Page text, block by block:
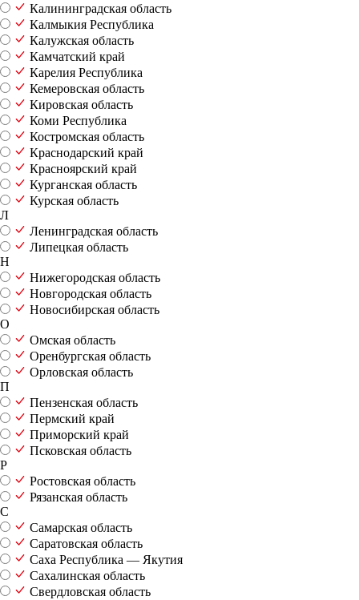
Калининградская область
Калмыкия Республика
Калужская область
Камчатский край
Карелия Республика
Кемеровская область
Кировская область
Коми Республика
Костромская область
Краснодарский край
Красноярский край
Курганская область
Курская область
Л
Ленинградская область
Липецкая область
Н
Нижегородская область
Новгородская область
Новосибирская область
О
Омская область
Оренбургская область
Орловская область
П
Пензенская область
Пермский край
Приморский край
Псковская область
Р
Ростовская область
Рязанская область
С
Самарская область
Саратовская область
Саха Республика — Якутия
Сахалинская область
Свердловская область